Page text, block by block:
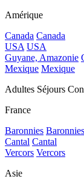
Amérique
Canada Canada
USA USA
Guyane, Amazonie
Mexique Mexique
Adultes Séjours
France
Baronnies Baronnies
Cantal Cantal
Vercors Vercors
Asie